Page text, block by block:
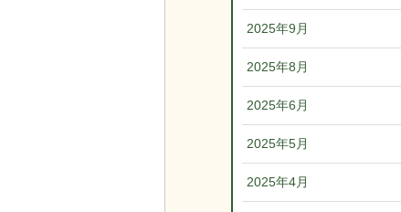
2025年9月
2025年8月
2025年6月
2025年5月
2025年4月